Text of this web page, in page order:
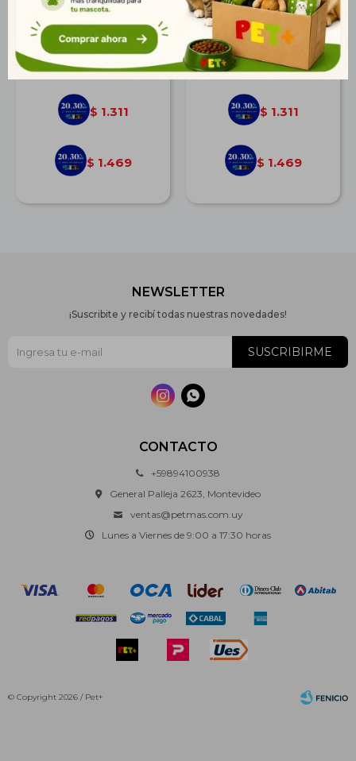
Correa Retráctil Fida
Styleash L Roja
$ 1.814
$ 1.311
$ 1.469
Correa Retráctil Fida
Styleash L Negra
1.814
$ 1.311
$ 1.469
CONTACTO
+59894100938
General Palleja 2623, Montevideo
ventas@petmas.com.uy
Lunes a Viernes de 9:00 a 17:30 horas
NEWSLETTER
¡Suscribite y recibí todas nuestras novedades!
SUSCRIBIRME
 
© Copyright 2026 / Pet+